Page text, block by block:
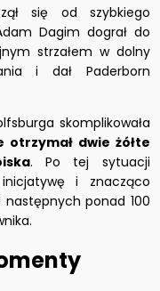
się od szybkiego
Dagim dograł do
strzałem w dolny
i dał Paderborn
skomplikowała
dwie żółte
. Po tej sytuacji
i znacząco
ponad 100